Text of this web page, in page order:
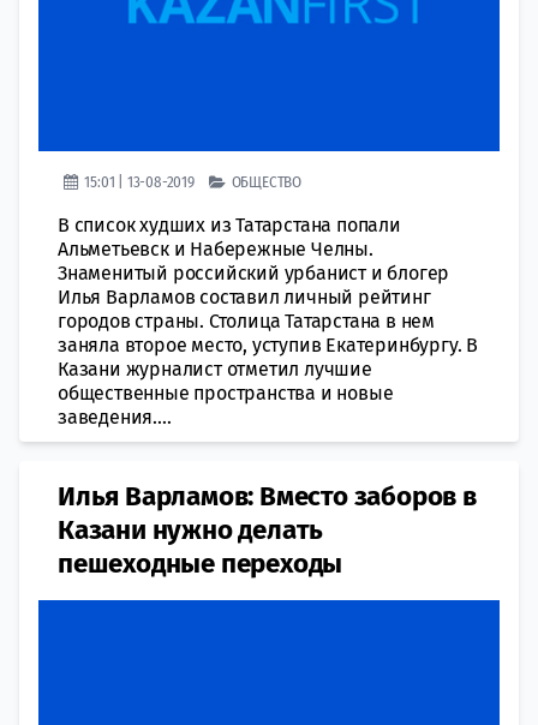
15:01 | 13-08-2019 ОБЩЕСТВО
В список худших из Татарстана попали
Альметьевск и Набережные Челны.
Знаменитый российский урбанист и блогер
Илья Варламов составил личный рейтинг
городов страны. Столица Татарстана в нем
заняла второе место, уступив Екатеринбургу. В
Казани журналист отметил лучшие
общественные пространства и новые
заведения....
Илья Варламов: Вместо заборов в
Казани нужно делать
пешеходные переходы